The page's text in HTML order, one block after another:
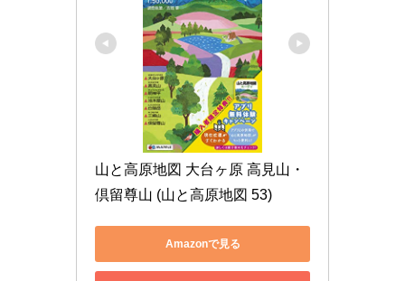
山と高原地図 大台ヶ原 高見山・
倶留尊山 (山と高原地図 53)
Amazonで見る